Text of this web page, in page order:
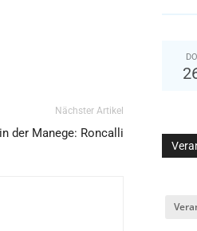
Nächster Artikel
der Manege: Roncalli